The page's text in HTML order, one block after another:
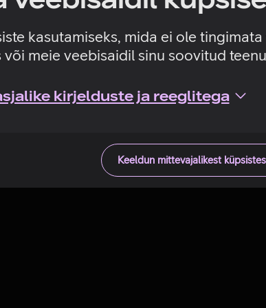
kasutamiseks, mida ei ole
meie veebisaidil sinu soovitud
kirjelduste ja reeglitega
Keeldun mittevajalikest